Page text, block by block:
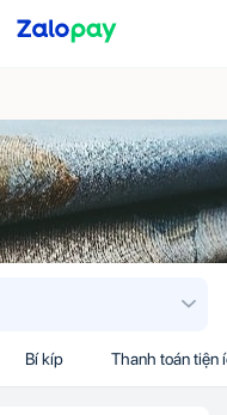
Bí kíp Thanh toán tiện